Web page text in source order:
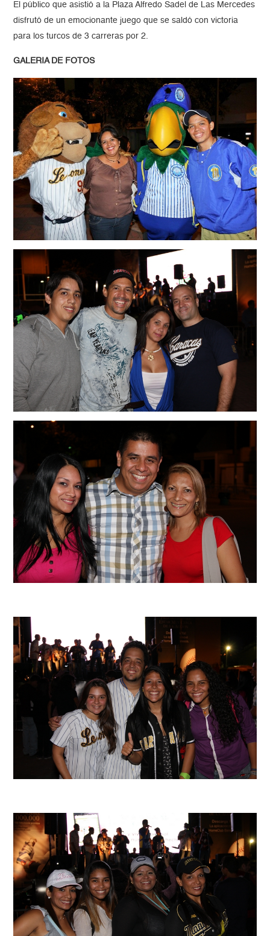
El público que asistió a la Plaza Alfredo Sadel de Las Mercedes
disfrutó de un emocionante juego que se saldó con victoria
para los turcos de 3 carreras por 2.
GALERIA DE FOTOS